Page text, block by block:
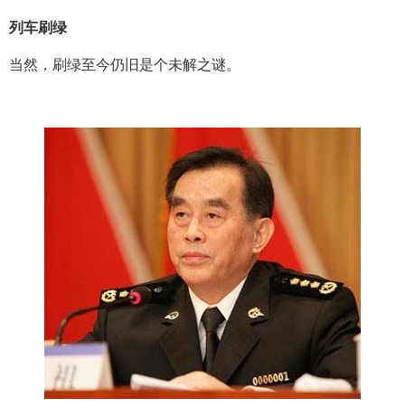
列车刷绿
当然，刷绿至今仍旧是个未解之谜。